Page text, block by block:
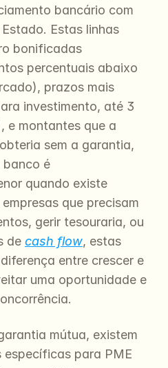
bancário com
Estas linhas
bonificadas
percentuais abaixo
prazos mais
investimento, até 3
e montantes que a
sem a garantia,
banco é
quando existe
que precisam
gerir tesouraria, ou
de cash flow, estas
entre crescer e
uma oportunidade e
mútua, existem
específicas para PME